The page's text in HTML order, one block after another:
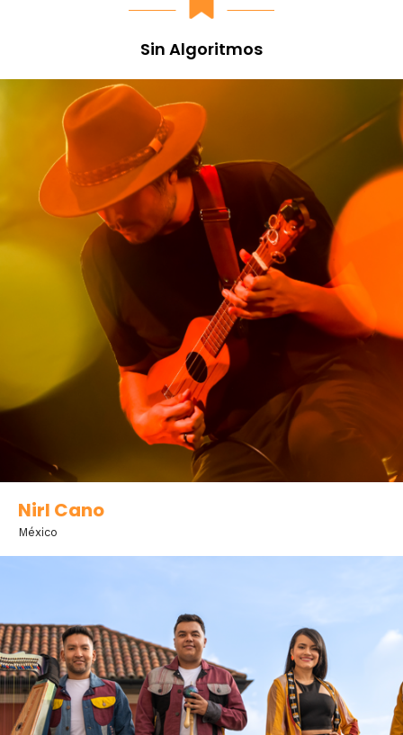
Sin Algoritmos
Nirl Cano
México